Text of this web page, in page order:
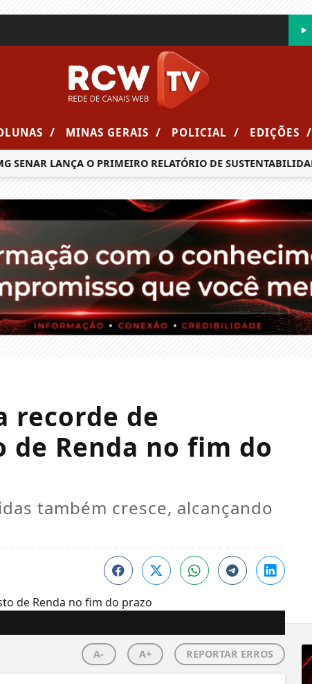
/ MINAS GERAIS / POLICIAL / EDIÇÕES /
LANÇA O PRIMEIRO RELATÓRIO DE SUSTENTABILIDADE
recorde de
Renda no fim do
também cresce, alcançando
A- A+ REPORTAR ERROS